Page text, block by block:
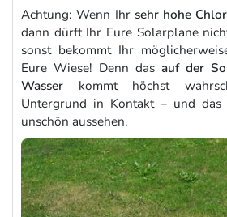
Achtung: Wenn Ihr sehr hohe
dann dürft Ihr Eure Solarplane
sonst bekommt Ihr
Eure Wiese! Denn das auf der
Wasser kommt höchst
Untergrund in Kontakt – und
unschön aussehen.